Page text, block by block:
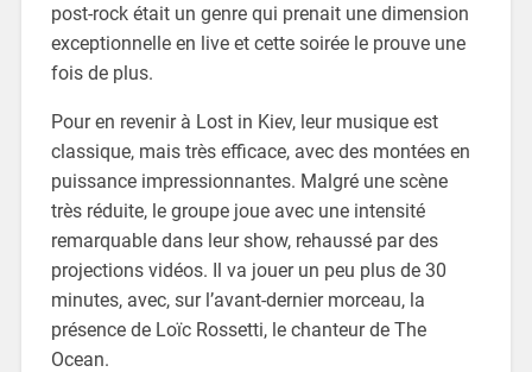
post-rock était un genre qui prenait une dimension
exceptionnelle en live et cette soirée le prouve une
fois de plus.
Pour en revenir à Lost in Kiev, leur musique est
classique, mais très efficace, avec des montées en
puissance impressionnantes. Malgré une scène
très réduite, le groupe joue avec une intensité
remarquable dans leur show, rehaussé par des
projections vidéos. Il va jouer un peu plus de 30
minutes, avec, sur l’avant-dernier morceau, la
présence de Loïc Rossetti, le chanteur de The
Ocean.